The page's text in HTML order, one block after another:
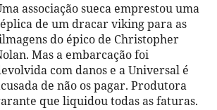
associação sueca emprestou uma
de um dracar viking para as
do épico de Christopher
Mas a embarcação foi
com danos e a Universal é
de não os pagar. Produtora
que liquidou todas as faturas.